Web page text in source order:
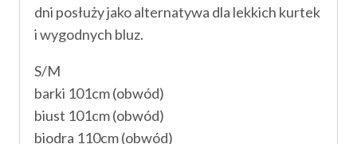
dni posłuży jako alternatywa dla lekkich kurtek
i wygodnych bluz.
S/M
barki 101cm (obwód)
biust 101cm (obwód)
biodra 110cm (obwód)